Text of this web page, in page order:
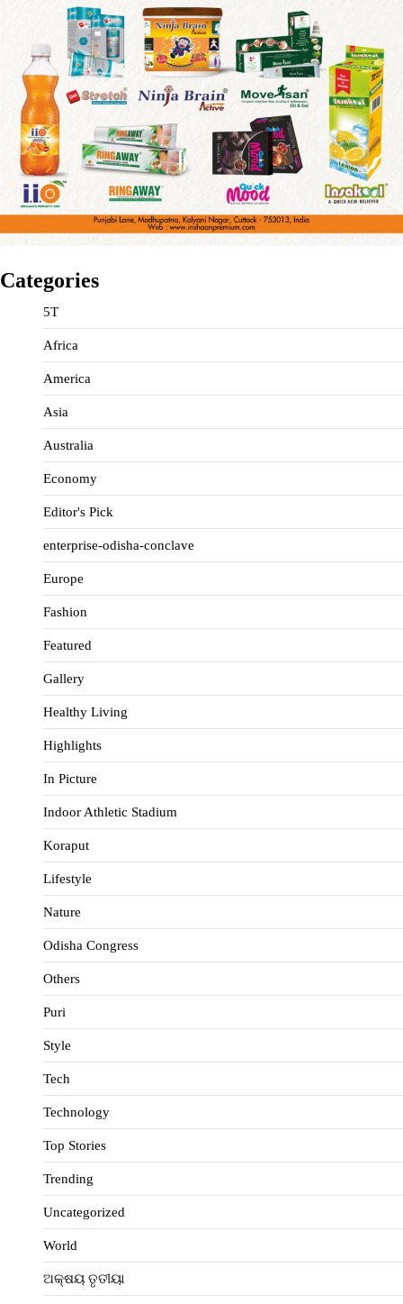
Categories
5T
Africa
America
Asia
Australia
Economy
Editor's Pick
enterprise-odisha-conclave
Europe
Fashion
Featured
Gallery
Healthy Living
Highlights
In Picture
Indoor Athletic Stadium
Koraput
Lifestyle
Nature
Odisha Congress
Others
Puri
Style
Tech
Technology
Top Stories
Trending
Uncategorized
World
ଅକ୍ଷୟ ତୃତୀୟା